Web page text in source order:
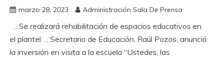
marzo 28, 2023 Administración Sala De Prensa
…Se realizará rehabilitación de espacios educativos en
el plantel …Secretario de Educación, Raúl Pozos, anunció
la inversión en visita a la escuela “Ustedes, las